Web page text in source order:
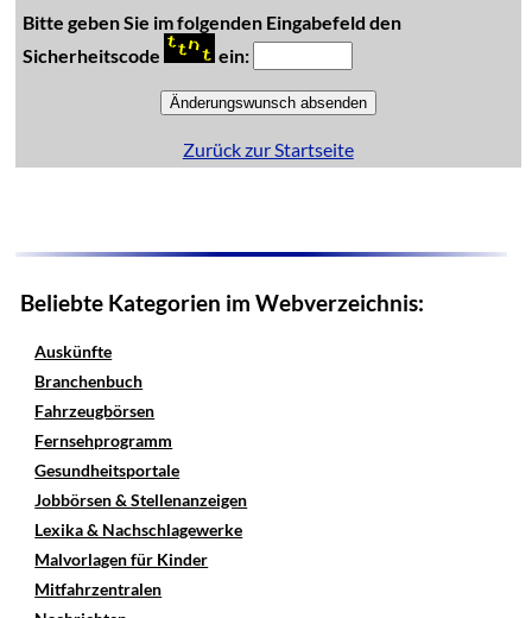
Bitte geben Sie im folgenden Eingabefeld den
Sicherheitscode
ein:
Zurück zur Startseite
Beliebte Kategorien im Webverzeichnis:
Auskünfte
Branchenbuch
Fahrzeugbörsen
Fernsehprogramm
Gesundheitsportale
Jobbörsen & Stellenanzeigen
Lexika & Nachschlagewerke
Malvorlagen für Kinder
Mitfahrzentralen